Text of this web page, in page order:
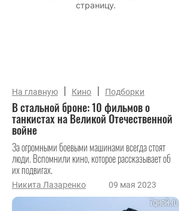
На главную | Кино | Подборки
В стальной броне: 10 фильмов о
танкистах на Великой Отечественной
войне
За огромными боевыми машинами всегда стоят
люди. Вспомнили кино, которое рассказывает об
их подвигах.
Никита Лазаренко 09 мая 2023